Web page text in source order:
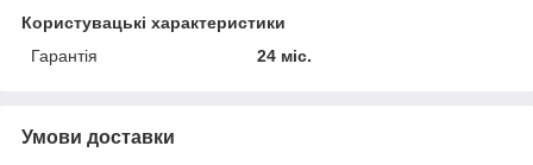
Користувацькі характеристики
Гарантія
24 міс.
Умови доставки